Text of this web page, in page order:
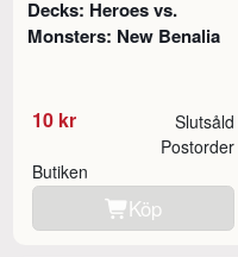
Decks: Heroes vs.
Monsters: New Benalia
10 kr Slutsåld
Butiken
Postorder
Köp